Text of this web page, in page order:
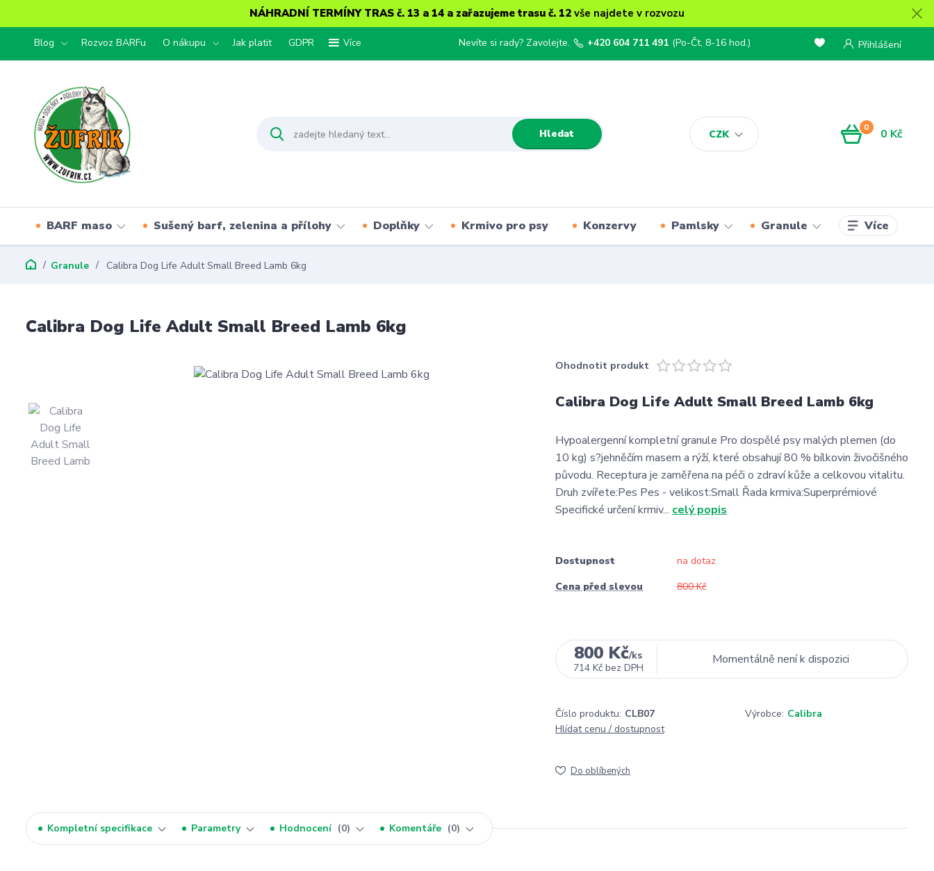
NÁHRADNÍ TERMÍNY TRAS č. 13 a 14 a zařazujeme trasu č. 12 vše najdete v rozvozu
Blog Rozvoz BARFu O nákupu Jak platit GDPR Více
CZK
Přihlášení
Hledat
Nevíte si rady? Zavolejte. +420 604 711 491 (Po-Čt, 8-16 hod.)
0 0 Kč
BARF maso Sušený barf, zelenina a přílohy Doplňky Krmivo pro psy Konzervy Pamlsky Granule Více
Granule Calibra Dog Life Adult Small Breed Lamb 6kg
Calibra Dog Life Adult Small Breed Lamb 6kg
Ohodnotit produkt
Calibra Dog Life Adult Small Breed Lamb 6kg
Hypoalergenní kompletní granule Pro dospělé psy malých plemen (do
10 kg) s?jehněčím masem a rýží, které obsahují 80 % bílkovin živočišného
původu. Receptura je zaměřena na péči o zdraví kůže a celkovou vitalitu.
Druh zvířete:Pes Pes - velikost:Small Řada krmiva:Superprémiové
Specifické určení krmiv... celý popis
Dostupnost
na dotaz
Cena před slevou
800 Kč
800 Kč/ks
714 Kč bez DPH
Momentálně není k dispozici
Číslo produktu: CLB07 Výrobce: Calibra
Hlídat cenu / dostupnost
Do oblíbených
Kompletní specifikace Parametry Hodnocení 0 Komentáře 0